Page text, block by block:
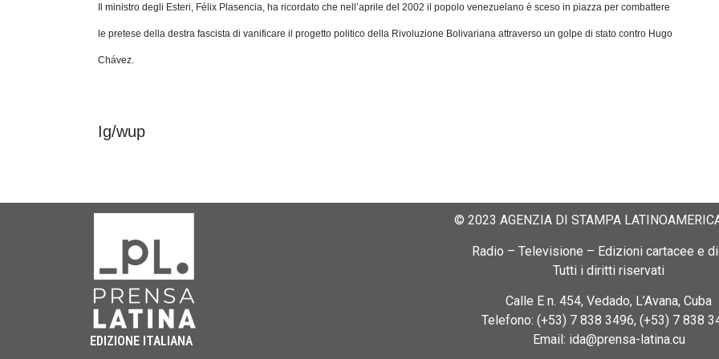
Il ministro degli Esteri, Félix Plasencia, ha ricordato che nell’aprile del 2002 il popolo venezuelano è sceso in piazza per combattere
le pretese della destra fascista di vanificare il progetto politico della Rivoluzione Bolivariana attraverso un golpe di stato contro Hugo
Chávez.
Ig/wup
EDIZIONE ITALIANA
© 2023 AGENZIA DI STAMPA
Radio – Televisione – Edizioni cartacee e
Tutti i diritti riservati
Calle E n. 454, Vedado, L’Avana, Cuba
Telefono: (+53) 7 838 3496, (+53) 7 838
Email: ida@prensa-latina.cu